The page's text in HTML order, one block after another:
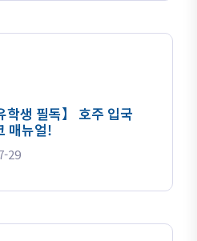
학생 필독】 호주 입국
매뉴얼!
29